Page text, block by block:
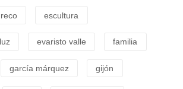
escultura
evaristo valle familia
garcía márquez gijón